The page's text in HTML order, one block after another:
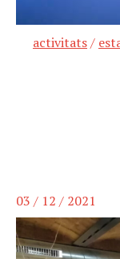
activitats/
03 / 12 / 2021